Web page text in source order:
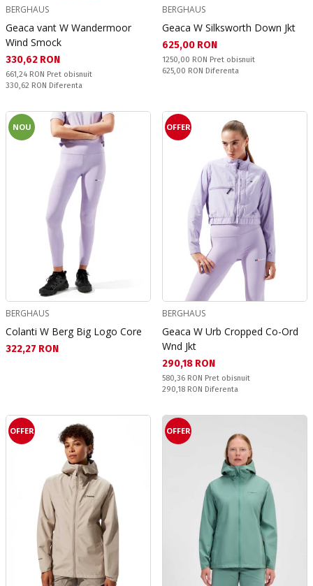
BERGHAUS
Geaca vant W Wandermoor
Wind Smock
Текуща цена:
330,62 RON
Pret obisnuit:
661,24 RON Pret obisnuit
Спестявате:
330,62 RON Diferenta
BERGHAUS
Geaca W Silksworth Down Jkt
Текуща цена:
625,00 RON
Pret obisnuit:
1250,00 RON Pret obisnuit
Спестявате:
625,00 RON Diferenta
NOU
BERGHAUS
Colanti W Berg Big Logo Core
Текуща цена:
322,27 RON
OFFER
BERGHAUS
Geaca W Urb Cropped Co-Ord
Wnd Jkt
Текуща цена:
290,18 RON
Pret obisnuit:
580,36 RON Pret obisnuit
Спестявате:
290,18 RON Diferenta
OFFER OFFER